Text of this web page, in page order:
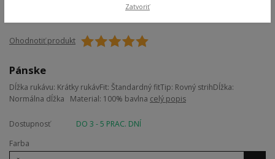
Ohodnotiť produkt
Pánske
Dĺžka rukávu: Krátky rukávFit: Štandardný fitTip: Rovný strihDĺžka:
Normálna dĺžka Material: 100% bavlna celý popis
Dostupnosť
DO 3 - 5 PRAC. DNÍ
Farba
Zatvoriť